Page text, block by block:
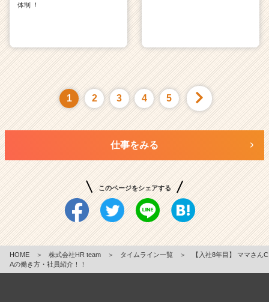
体制 ！
1 2 3 4 5
仕事をみる
このページをシェアする
HOME ＞ 株式会社HR team ＞ タイムライン一覧 ＞
【入社8年目】 ママさんC
Aの働き方・社員紹介！！